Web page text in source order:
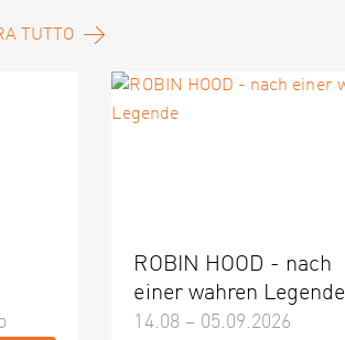
TUTTO
ROBIN HOOD - nach
einer wahren Legende
14.08 – 05.09.2026